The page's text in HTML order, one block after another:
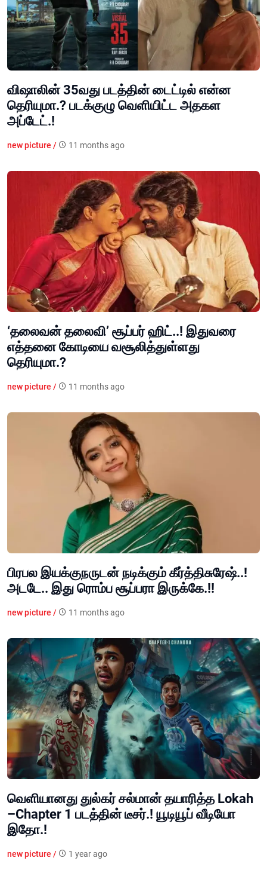
விஷாலின் 35வது படத்தின் டைட்டில் என்ன
தெரியுமா.? படக்குழு வெளியிட்ட அதகள
அப்டேட்.!
new picture / 11 months ago
‘தலைவன் தலைவி’ சூப்பர் ஹிட்..! இதுவரை
எத்தனை கோடியை வசூலித்துள்ளது
தெரியுமா.?
new picture / 11 months ago
பிரபல இயக்குநருடன் நடிக்கும் கீர்த்திசுரேஷ்..!
அடடே.. இது ரொம்ப சூப்பரா இருக்கே.!!
new picture / 11 months ago
வெளியானது துல்கர் சல்மான் தயாரித்த Lokah
–Chapter 1 படத்தின் டீசர்.! யூடியூப் வீடியோ
இதோ.!
new picture / 1 year ago